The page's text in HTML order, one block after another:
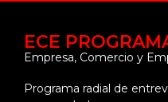
ECE
Empresa, Comercio y
Programa radial de